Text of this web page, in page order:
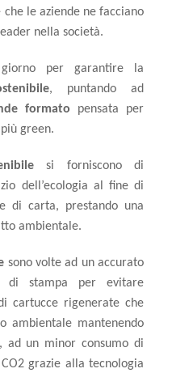
le aziende ne facciano
nella società.
per garantire la
, puntando ad
formato pensata per
green.
si forniscono di
dell’ecologia al fine di
di carta, prestando una
ambientale.
sono volte ad un accurato
di stampa per evitare
cartucce rigenerate che
ambientale mantenendo
ad un minor consumo di
grazie alla tecnologia